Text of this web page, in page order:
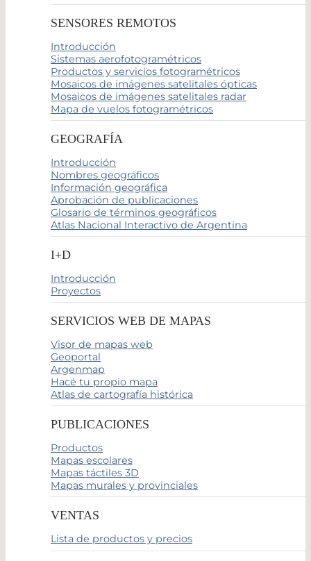
SENSORES REMOTOS
Introducción
Sistemas aerofotogramétricos
Productos y servicios fotogramétricos
Mosaicos de imágenes satelitales ópticas
Mosaicos de imágenes satelitales radar
Mapa de vuelos fotogramétricos
GEOGRAFÍA
Introducción
Nombres geográficos
Información geográfica
Aprobación de publicaciones
Glosario de términos geográficos
Atlas Nacional Interactivo de Argentina
I+D
Introducción
Proyectos
SERVICIOS WEB DE MAPAS
Visor de mapas web
Geoportal
Argenmap
Hacé tu propio mapa
Atlas de cartografía histórica
PUBLICACIONES
Productos
Mapas escolares
Mapas táctiles 3D
Mapas murales y provinciales
VENTAS
Lista de productos y precios